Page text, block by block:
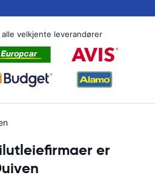
velkjente leverandører
er